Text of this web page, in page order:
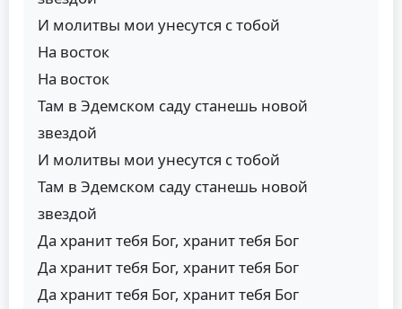
И молитвы мои унесутся с тобой
На восток
На восток
Там в Эдемском саду станешь новой
звездой
И молитвы мои унесутся с тобой
Там в Эдемском саду станешь новой
звездой
Да хранит тебя Бог, хранит тебя Бог
Да хранит тебя Бог, хранит тебя Бог
Да хранит тебя Бог, хранит тебя Бог